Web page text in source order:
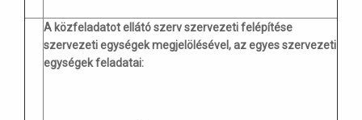
A közfeladatot ellátó szerv szervezeti felépítése
szervezeti egységek megjelölésével, az egyes szervezeti
egységek feladatai: